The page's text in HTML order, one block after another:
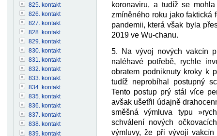
koronaviru, a tudíž se
zmíněného roku jako faktická
pandemii, která však byla
2019 ve Wu-chanu.
5. Na vývoj nových vakcín
naléhavé potřebě, rychle
obratem podniknuty kroky k
tudíž neprobíhal postupný
Tento postup prý stál více
avšak ušetřil údajně
směšná výmluva typu
schválení nových
výmluvy, že při vývoji
825. kontakt
826. kontakt
827. kontakt
828. kontakt
829. kontakt
830. kontakt
831. kontakt
832. kontakt
833. kontakt
834. kontakt
835. kontakt
836. kontakt
837. kontakt
838. kontakt
839. kontakt